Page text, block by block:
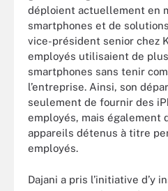
déploient actuellement en
smartphones et de
vice-président senior chez
employés utilisaient de
smartphones sans tenir
l’entreprise. Ainsi, son
seulement de fournir des
employés, mais également
appareils détenus à titre
employés.
Dajani a pris l’initiative d’y